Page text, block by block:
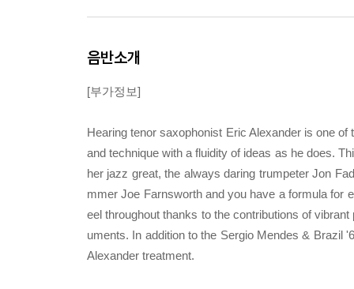
음반소개
[부가정보]
Hearing tenor saxophonist Eric Alexander is one
and technique with a fluidity of ideas as he does.
her jazz great, the always daring trumpeter Jon
mmer Joe Farnsworth and you have a formula for
eel throughout thanks to the contributions of
uments. In addition to the Sergio Mendes & Brazil
Alexander treatment.